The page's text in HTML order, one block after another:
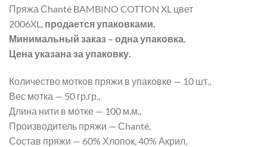
Пряжа Сhanté BAMBINO COTTON XL цвет
2006XL, продается упаковками.
Минимальный заказ – одна упаковка.
Цена указана за упаковку.
Количество мотков пряжи в упаковке — 10 шт.,
Вес мотка — 50 гр.гр.,
Длина нити в мотке — 100 м.м.,
Производитель пряжи — Сhanté,
Состав пряжи — 60% Хлопок, 40% Акрил,